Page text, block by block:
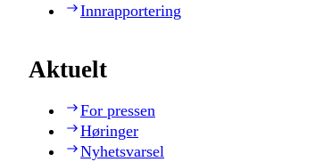
Innrapportering
Aktuelt
For pressen
Høringer
Nyhetsvarsel